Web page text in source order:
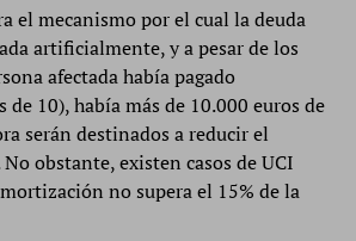
el mecanismo por el cual la deuda
artificialmente, y a pesar de los
afectada había pagado
de 10), había más de 10.000 euros de
serán destinados a reducir el
obstante, existen casos de UCI
no supera el 15% de la